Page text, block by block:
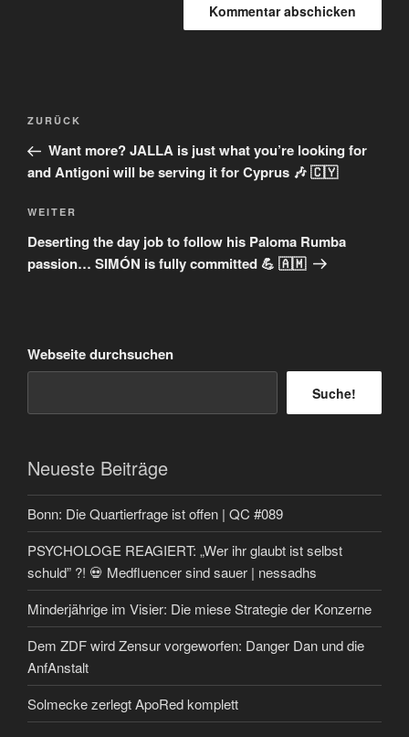
Beitragsnavigation
Vorheriger
Beitrag
ZURÜCK
Want more? JALLA is just what you’re looking for
and Antigoni will be serving it for Cyprus 🎶 🇨🇾
Nächster
Beitrag
WEITER
Deserting the day job to follow his Paloma Rumba
passion… SIMÓN is fully committed 💪 🇦🇲
Webseite durchsuchen
Suche!
Neueste Beiträge
Bonn: Die Quartierfrage ist offen | QC #089
PSYCHOLOGE REAGIERT: „Wer ihr glaubt ist selbst
schuld” ?! 💀 Medfluencer sind sauer | nessadhs
Minderjährige im Visier: Die miese Strategie der Konzerne
Dem ZDF wird Zensur vorgeworfen: Danger Dan und die
AnfAnstalt
Solmecke zerlegt ApoRed komplett